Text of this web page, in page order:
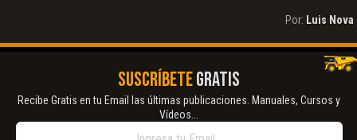
Por: Luis Nova
SUSCRÍBETEGRATIS
Recibe Gratis en tu Email las últimas publicaciones. Manuales, Cursos y
Vídeos...